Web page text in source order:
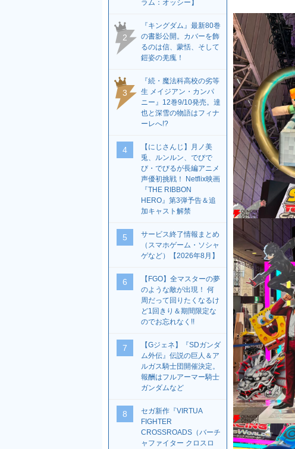
ラム：オッシー】
2
『キングダム』最新80巻
の書影公開。カバーを飾
るのは信、蒙恬、そして
鎧姿の羌瘣！
3
『続・魔法科高校の劣等
生 メイジアン・カンパ
ニー』12巻9/10発売。達
也と深雪の物語はフィナ
ーレへ!?
4
【にじさんじ】月ノ美
兎、ルンルン、でびで
び・でびるが長編アニメ
声優初挑戦！ Netflix映画
『THE RIBBON
HERO』第3弾予告＆追
加キャスト解禁
5
サービス終了情報まとめ
（スマホゲーム・ソシャ
ゲなど）【2026年8月】
6
【FGO】全マスターの夢
のような敵が出現！ 何
周だって回りたくなるけ
ど1回きり＆期間限定な
のでお忘れなく!!
7
【Gジェネ】『SDガンダ
ム外伝』伝説の巨人＆ア
ルガス騎士団開催決定。
報酬はフルアーマー騎士
ガンダムなど
8
セガ新作『VIRTUA
FIGHTER
CROSSROADS（バーチ
ャファイター クロスロ